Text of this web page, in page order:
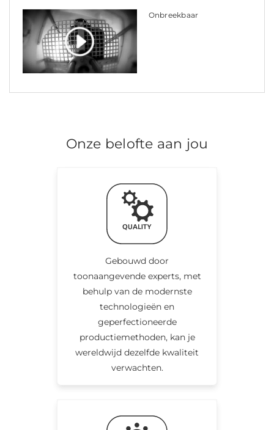
Onbreekbaar
Onze belofte aan jou
Gebouwd door
toonaangevende experts, met
behulp van de modernste
technologieën en
geperfectioneerde
productiemethoden, kan je
wereldwijd dezelfde kwaliteit
verwachten.